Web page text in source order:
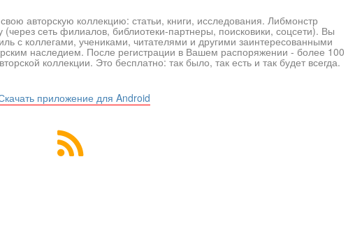
авторскую коллекцию: статьи, книги, исследования. Либмонстр
сеть филиалов, библиотеки-партнеры, поисковики, соцсети). Вы
с коллегами, учениками, читателями и другими заинтересованными
наследием. После регистрации в Вашем распоряжении - более 100
коллекции. Это бесплатно: так было, так есть и так будет всегда.
приложение для Android